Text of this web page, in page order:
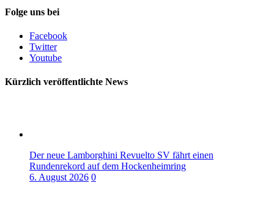
Folge uns bei
Facebook
Twitter
Youtube
Kürzlich veröffentlichte News
Der neue Lamborghini Revuelto SV fährt einen
Rundenrekord auf dem Hockenheimring
6. August 2026 0